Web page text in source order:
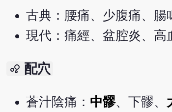
古典：腰痛、少腹痛、
現代：痛經、盆腔炎、高
bubble_chart 配穴
蒼汁陰痛： 中髎、下髎、